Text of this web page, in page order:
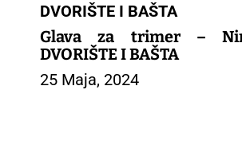
DVORIŠTE I BAŠTA
Glava za trimer –
DVORIŠTE I BAŠTA
25 Maja, 2024